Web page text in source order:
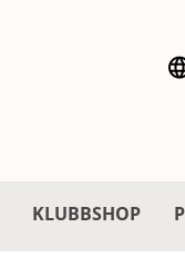
KLUBBSHOP